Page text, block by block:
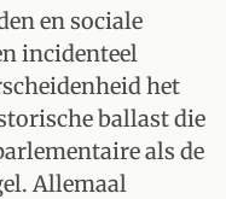
en sociale
incidenteel
het
ballast die
als de
Allemaal